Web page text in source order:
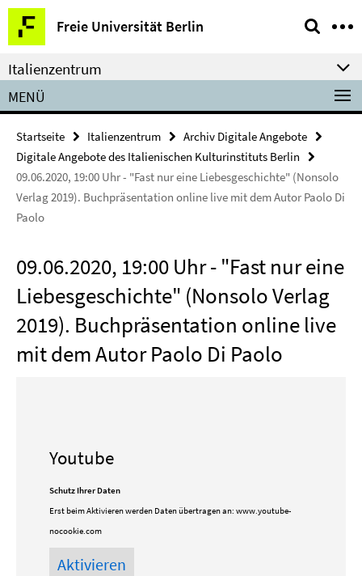
Springe
direkt
zu
Inhalt
Freie Universität Berlin
Service-
Navigation
Italienzentrum
MENÜ
Startseite Italienzentrum
Archiv Digitale Angebote
Digitale Angebote des Italienischen Kulturinstituts Berlin
09.06.2020, 19:00 Uhr - "Fast nur eine Liebesgeschichte" (Nonsolo
Verlag 2019). Buchpräsentation online live mit dem Autor Paolo Di
Paolo
09.06.2020, 19:00 Uhr - "Fast nur eine
Liebesgeschichte" (Nonsolo Verlag
2019). Buchpräsentation online live
mit dem Autor Paolo Di Paolo
Youtube
Schutz Ihrer Daten
Erst beim Aktivieren werden Daten übertragen an: www.youtube-
nocookie.com